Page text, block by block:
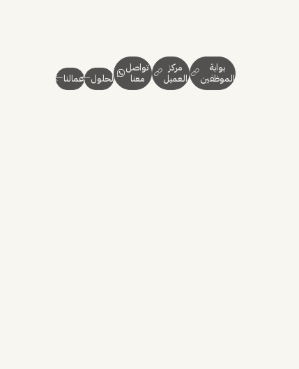
أعمالنا الحلول
تواصل
معنا
مركز
العميل
بوابة
الموظفين